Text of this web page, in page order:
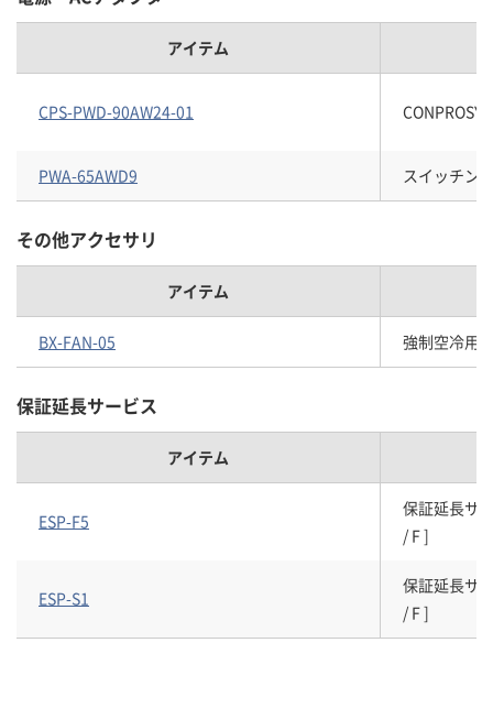
アイテム
CPS-PWD-90AW24-01
PWA-65AWD9 スイッチン
その他アクセサリ
アイテム
BX-FAN-05 強制空冷用
保証延長サービス
アイテム
ESP-F5
保証延長サ
/ F ]
ESP-S1
保証延長サ
/ F ]